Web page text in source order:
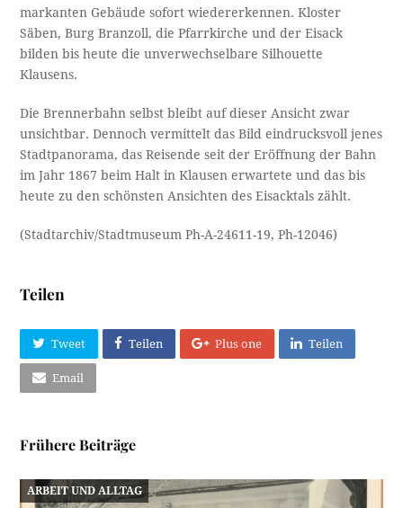
markanten Gebäude sofort wiedererkennen. Kloster
Säben, Burg Branzoll, die Pfarrkirche und der Eisack
bilden bis heute die unverwechselbare Silhouette
Klausens.
Die Brennerbahn selbst bleibt auf dieser Ansicht zwar
unsichtbar. Dennoch vermittelt das Bild eindrucksvoll jenes
Stadtpanorama, das Reisende seit der Eröffnung der Bahn
im Jahr 1867 beim Halt in Klausen erwartete und das bis
heute zu den schönsten Ansichten des Eisacktals zählt.
(Stadtarchiv/Stadtmuseum Ph-A-24611-19, Ph-12046)
Teilen
Tweet Teilen Plus one Teilen
Email
Frühere Beiträge
ARBEIT UND ALLTAG